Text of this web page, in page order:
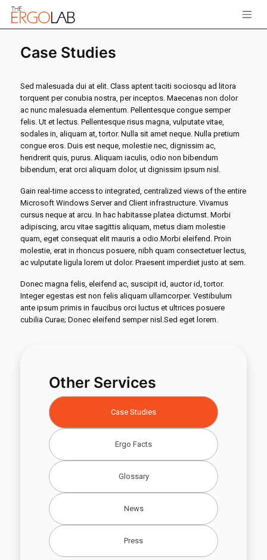
Case Studies
Sed malesuada dui at elit. Class aptent taciti sociosqu ad litora
torquent per conubia nostra, per inceptos. Maecenas non dolor
ac nunc malesuada elementum. Pellentesque congue semper
felis. Ut et lectus. Pellentesque risus magna, vulputate vitae,
sodales in, aliquam at, tortor. Nulla sit amet neque. Nulla pretium
congue eros. Duis est neque, molestie nec, dignissim ac,
hendrerit quis, purus. Aliquam iaculis, odio non bibendum
bibendum, erat orci aliquam dolor, ut dignissim ipsum nisl.
Gain real-time access to integrated, centralized views of the entire
Microsoft Windows Server and Client infrastructure. Vivamus
cursus neque at arcu. In hac habitasse platea dictumst. Morbi
adipiscing, arcu vitae sagittis aliquam, metus diam molestie
quam, eget consequat elit mauris a odio.Morbi eleifend. Proin
molestie, erat in rhoncus posuere, nibh quam consectetuer lectus,
ac vulputate ligula lorem ut dolor. Praesent imperdiet justo at sem.
Donec magna felis, eleifend ac, suscipit id, auctor id, tortor.
Integer egestas est non felis aliquam ullamcorper. Vestibulum
ante ipsum primis in faucibus orci luctus et ultrices posuere
cubilia Curae; Donec eleifend semper nisl.Sed eget lorem.
Other Services
Case Studies
Ergo Facts
Glossary
News
Press